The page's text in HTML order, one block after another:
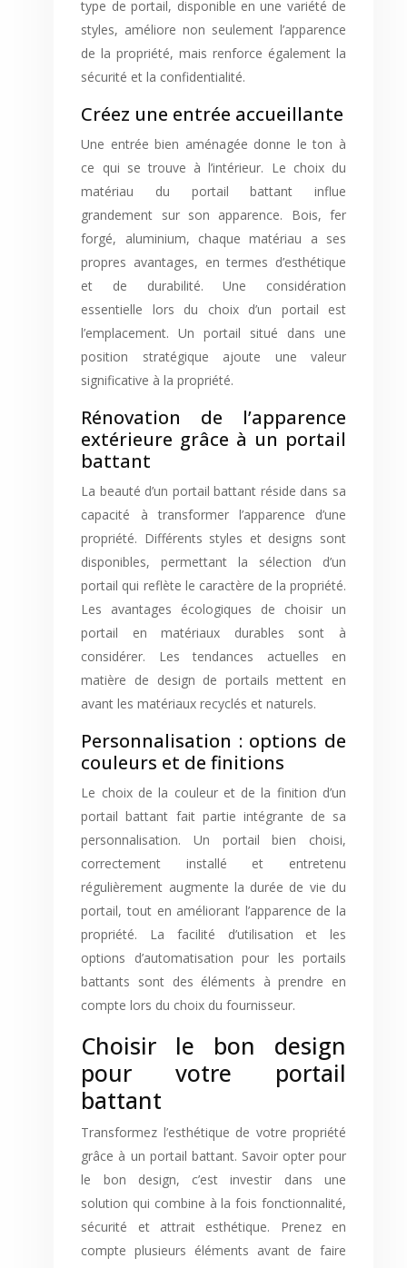
type de portail, disponible en une variété de
styles, améliore non seulement l’apparence
de la propriété, mais renforce également la
sécurité et la confidentialité.
Créez une entrée accueillante
Une entrée bien aménagée donne le ton à
ce qui se trouve à l’intérieur. Le choix du
matériau du portail battant influe
grandement sur son apparence. Bois, fer
forgé, aluminium, chaque matériau a ses
propres avantages, en termes d’esthétique
et de durabilité. Une considération
essentielle lors du choix d’un portail est
l’emplacement. Un portail situé dans une
position stratégique ajoute une valeur
significative à la propriété.
Rénovation de l’apparence
extérieure grâce à un portail
battant
La beauté d’un portail battant réside dans sa
capacité à transformer l’apparence d’une
propriété. Différents styles et designs sont
disponibles, permettant la sélection d’un
portail qui reflète le caractère de la propriété.
Les avantages écologiques de choisir un
portail en matériaux durables sont à
considérer. Les tendances actuelles en
matière de design de portails mettent en
avant les matériaux recyclés et naturels.
Personnalisation : options de
couleurs et de finitions
Le choix de la couleur et de la finition d’un
portail battant fait partie intégrante de sa
personnalisation. Un portail bien choisi,
correctement installé et entretenu
régulièrement augmente la durée de vie du
portail, tout en améliorant l’apparence de la
propriété. La facilité d’utilisation et les
options d’automatisation pour les portails
battants sont des éléments à prendre en
compte lors du choix du fournisseur.
Choisir le bon design
pour votre portail
battant
Transformez l’esthétique de votre propriété
grâce à un portail battant. Savoir opter pour
le bon design, c’est investir dans une
solution qui combine à la fois fonctionnalité,
sécurité et attrait esthétique. Prenez en
compte plusieurs éléments avant de faire